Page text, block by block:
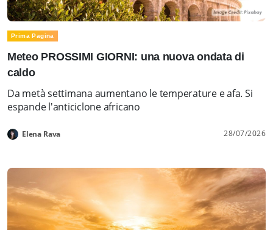
Prima Pagina
Meteo PROSSIMI GIORNI: una nuova ondata di
caldo
Da metà settimana aumentano le temperature e afa. Si
espande l'anticiclone africano
Elena Rava 28/07/2026